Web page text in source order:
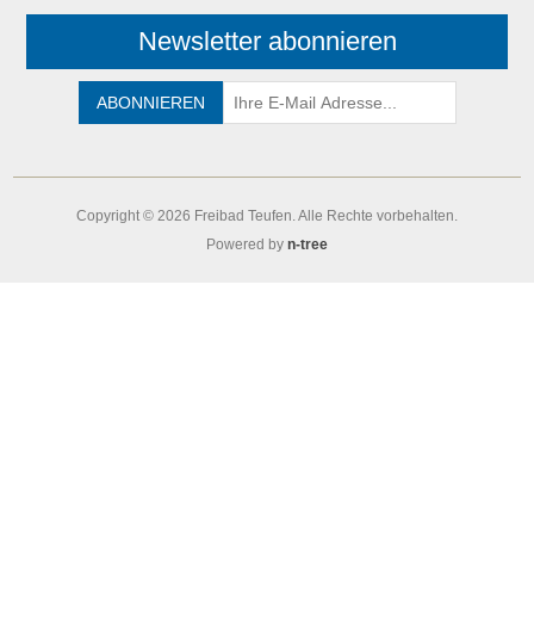
Newsletter abonnieren
Copyright © 2026 Freibad Teufen. Alle Rechte vorbehalten.
Powered by n-tree